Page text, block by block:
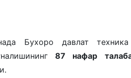
Бухоро давлат
87 нафар